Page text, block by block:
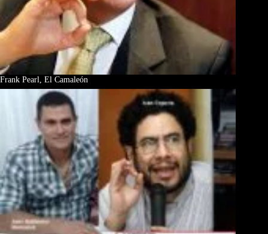
Frank Pearl, El Camaleón